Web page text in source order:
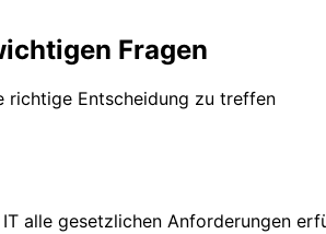
Fragen
richtige Entscheidung zu treffen
alle gesetzlichen Anforderungen